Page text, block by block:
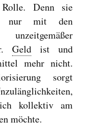
Denn sie
nur mit den
Geldist und
mehr nicht.
sorgt
kollektiv am
möchte.